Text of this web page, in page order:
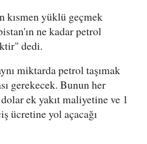
kısmen yüklü geçmek
ne kadar petrol
dedi.
miktarda petrol taşımak
gerekecek. Bunun her
ek yakıt maliyetine ve 1
ücretine yol açacağı